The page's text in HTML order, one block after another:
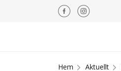
Hem Aktuellt